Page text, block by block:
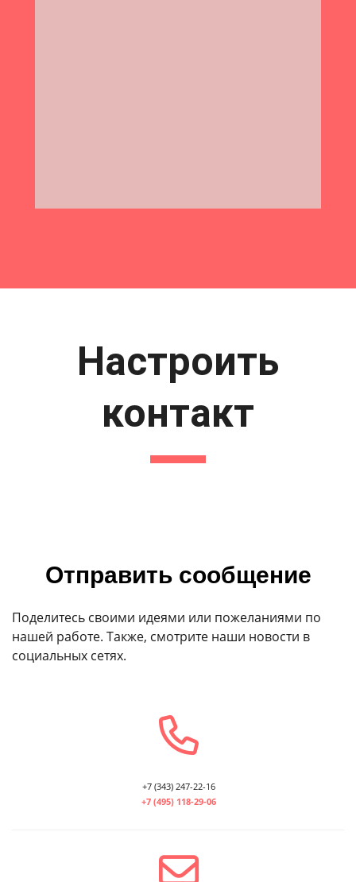
Настроить
контакт
Отправить сообщение
Поделитесь своими идеями или пожеланиями по
нашей работе. Также, смотрите наши новости в
социальных сетях.
+7 (343) 247-22-16
+7 (495) 118-29-06